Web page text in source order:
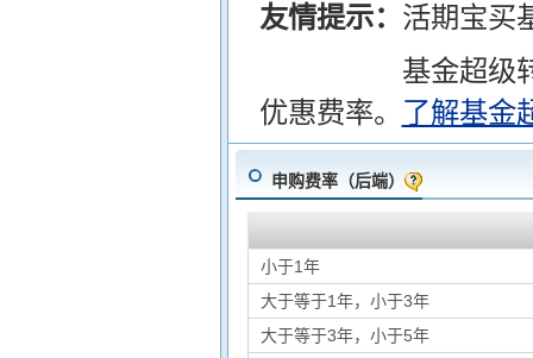
友情提示： 活期宝买
基金超级
优惠费率。 了解基金
申购费率（后端）
小于1年
大于等于1年，小于3年
大于等于3年，小于5年